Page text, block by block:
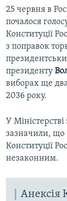
25 червня в
почалося
Конституції
з поправок
президенту
виборах ще
2036 року.
У
зазначили, що
Конституції
незаконним.
Анексія